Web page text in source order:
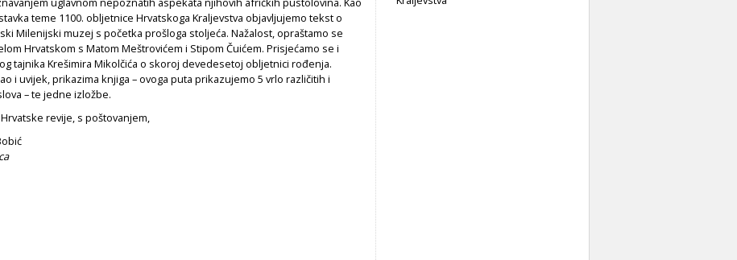
teme 1100. obljetnice Hrvatskoga Kraljevstva objavljujemo tekst o
Milenijski muzej s početka prošloga stoljeća. Nažalost, opraštamo se
Hrvatskom s Matom Meštrovićem i Stipom Čuićem. Prisjećamo se i
tajnika Krešimira Mikolčića o skoroj devedesetoj obljetnici rođenja.
i uvijek, prikazima knjiga – ovoga puta prikazujemo 5 vrlo različitih i
– te jedne izložbe.
revije, s poštovanjem,